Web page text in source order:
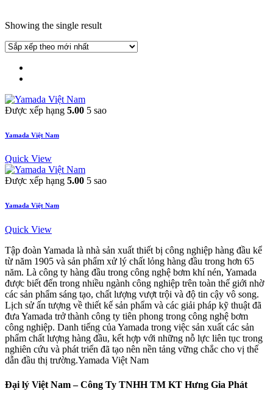
Showing the single result
Được xếp hạng 5.00 5 sao
Yamada Việt Nam
Quick View
Được xếp hạng 5.00 5 sao
Yamada Việt Nam
Quick View
Tập đoàn Yamada là nhà sản xuất thiết bị công nghiệp hàng đầu kể
từ năm 1905 và sản phẩm xử lý chất lỏng hàng đầu trong hơn 65
năm. Là công ty hàng đầu trong công nghệ bơm khí nén, Yamada
được biết đến trong nhiều ngành công nghiệp trên toàn thế giới nhờ
các sản phẩm sáng tạo, chất lượng vượt trội và độ tin cậy vô song.
Lịch sử ấn tượng về thiết kế sản phẩm và các giải pháp kỹ thuật đã
đưa Yamada trở thành công ty tiên phong trong công nghệ bơm
công nghiệp. Danh tiếng của Yamada trong việc sản xuất các sản
phẩm chất lượng hàng đầu, kết hợp với những nỗ lực liên tục trong
nghiên cứu và phát triển đã tạo nên nền tảng vững chắc cho vị thế
dẫn đầu thị trường.Yamada Việt Nam
Đại lý Việt Nam – Công Ty TNHH TM KT Hưng Gia Phát